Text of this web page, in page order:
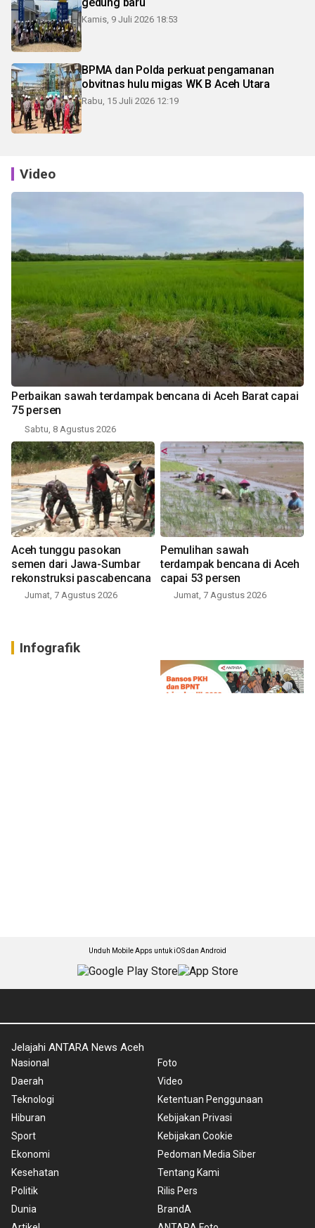
Kamis, 9 Juli 2026 18:53
BPMA dan Polda perkuat pengamanan
obvitnas hulu migas WK B Aceh Utara
Rabu, 15 Juli 2026 12:19
Video
Perbaikan sawah terdampak bencana di Aceh Barat capai
75 persen
Sabtu, 8 Agustus 2026
Aceh tunggu pasokan
semen dari Jawa-Sumbar
rekonstruksi pascabencana
Jumat, 7 Agustus 2026
Pemulihan sawah
terdampak bencana di Aceh
capai 53 persen
Jumat, 7 Agustus 2026
Infografik
Unduh Mobile Apps untuk iOS dan Android
Jelajahi ANTARA News Aceh
Nasional
Daerah
Teknologi
Hiburan
Sport
Ekonomi
Kesehatan
Politik
Dunia
Foto
Video
Ketentuan Penggunaan
Kebijakan Privasi
Kebijakan Cookie
Pedoman Media Siber
Tentang Kami
Rilis Pers
BrandA